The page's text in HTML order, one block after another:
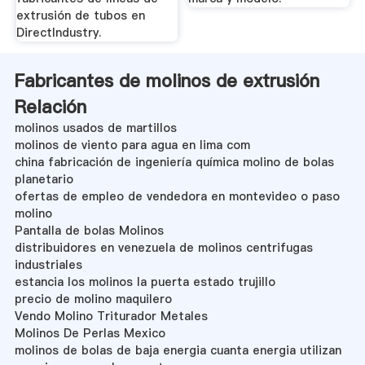
extrusión de tubos en
DirectIndustry.
Fabricantes de molinos de extrusión
Relación
molinos usados de martillos
molinos de viento para agua en lima com
china fabricación de ingeniería química molino de bolas
planetario
ofertas de empleo de vendedora en montevideo o paso
molino
Pantalla de bolas Molinos
distribuidores en venezuela de molinos centrifugas
industriales
estancia los molinos la puerta estado trujillo
precio de molino maquilero
Vendo Molino Triturador Metales
Molinos De Perlas Mexico
molinos de bolas de baja energia cuanta energia utilizan